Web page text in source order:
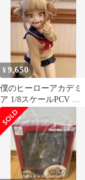
キヤ
¥9,650
僕のヒーローアカデミ
ア 1/8スケールPCV ト
ガヒミコ ARTFX J